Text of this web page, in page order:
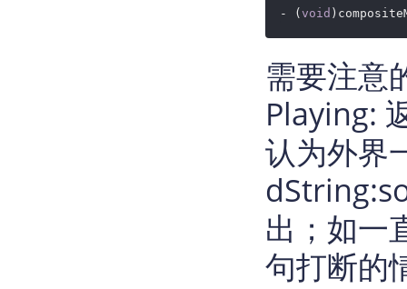
- ( void
需要注意
Playing:
认为外界
出；如一
句打断的